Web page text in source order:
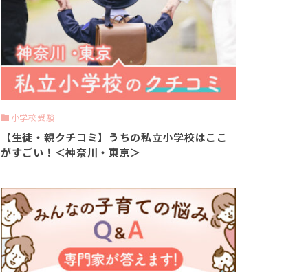
小学校受験
【生徒・親クチコミ】うちの私立小学校はここ
がすごい！＜神奈川・東京＞